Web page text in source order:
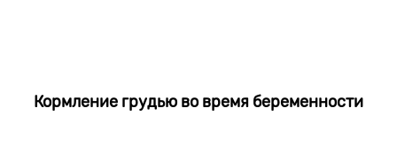
Кормление грудью во время беременности